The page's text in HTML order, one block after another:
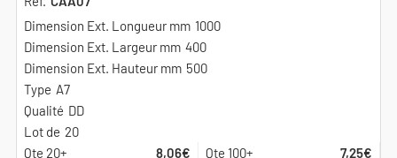
1000
400
500
A7
DD
20
8,06€
7,25€